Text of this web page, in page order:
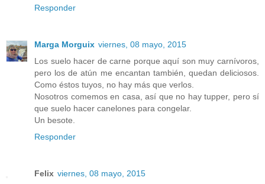
Responder
Marga Morguix viernes, 08 mayo, 2015
Los suelo hacer de carne porque aquí son muy carnívoros,
pero los de atún me encantan también, quedan deliciosos.
Como éstos tuyos, no hay más que verlos.
Nosotros comemos en casa, así que no hay tupper, pero sí
que suelo hacer canelones para congelar.
Un besote.
Responder
Felix viernes, 08 mayo, 2015